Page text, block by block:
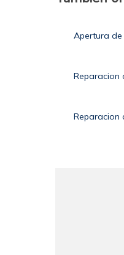
Apertura
Reparacion
Reparacion